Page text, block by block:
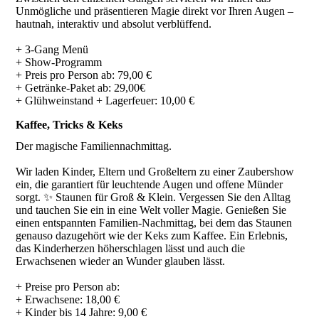
Unmögliche und präsentieren Magie direkt vor Ihren Augen –
hautnah, interaktiv und absolut verblüffend.
+ 3-Gang Menü
+ Show-Programm
+ Preis pro Person ab: 79,00 €
+ Getränke-Paket ab: 29,00€
+ Glühweinstand + Lagerfeuer: 10,00 €
Kaffee, Tricks & Keks
Der magische Familiennachmittag.
Wir laden Kinder, Eltern und Großeltern zu einer Zaubershow
ein, die garantiert für leuchtende Augen und offene Münder
sorgt. ✨ Staunen für Groß & Klein. Vergessen Sie den Alltag
und tauchen Sie ein in eine Welt voller Magie. Genießen Sie
einen entspannten Familien-Nachmittag, bei dem das Staunen
genauso dazugehört wie der Keks zum Kaffee. Ein Erlebnis,
das Kinderherzen höherschlagen lässt und auch die
Erwachsenen wieder an Wunder glauben lässt.
+ Preise pro Person ab:
+ Erwachsene: 18,00 €
+ Kinder bis 14 Jahre: 9,00 €